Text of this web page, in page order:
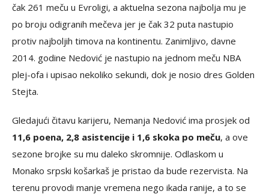
čak 261 meču u Evroligi, a aktuelna sezona najbolja mu je
po broju odigranih mečeva jer je čak 32 puta nastupio
protiv najboljih timova na kontinentu. Zanimljivo, davne
2014. godine Nedović je nastupio na jednom meču NBA
plej-ofa i upisao nekoliko sekundi, dok je nosio dres Golden
Stejta.
Gledajući čitavu karijeru, Nemanja Nedović ima prosjek od
11,6 poena, 2,8 asistencije i 1,6 skoka po meču, a ove
sezone brojke su mu daleko skromnije. Odlaskom u
Monako srpski košarkaš je pristao da bude rezervista. Na
terenu provodi manje vremena nego ikada ranije, a to se